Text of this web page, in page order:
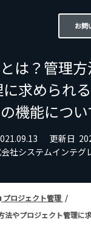
お問
は？管理
求められ
機能につい
更新日
社システムインテグ
プロジェクト管理
法やプロジェクト管理に